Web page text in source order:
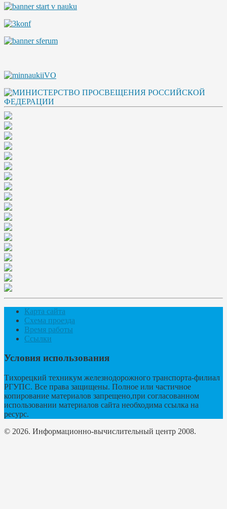
Карта сайта
Схема проезда
Время работы
Ссылки
Условия использования
Тихорецкий техникум железнодорожного транспорта-филиал
РГУПС. Все права защищены. Полное или частичное
копирование материалов запрещено,при согласованном
использовании материалов сайта необходима ссылка на
ресурс.
© 2026. Информационно-вычислительный центр 2008.